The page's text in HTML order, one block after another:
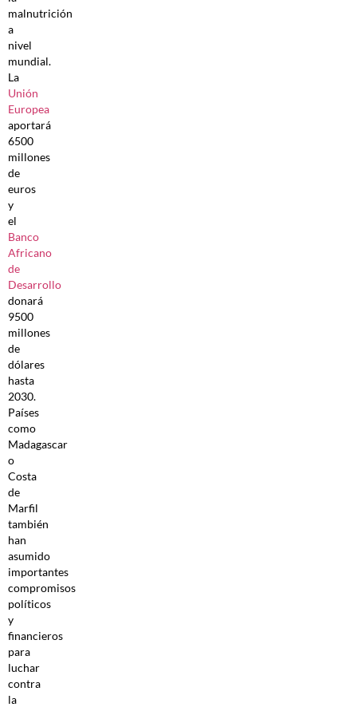
malnutrición
a
nivel
mundial.
La
Unión
Europea
aportará
6500
millones
de
euros
y
el
Banco
Africano
de
Desarrollo
donará
9500
millones
de
dólares
hasta
2030.
Países
como
Madagascar
o
Costa
de
Marfil
también
han
asumido
importantes
compromisos
políticos
y
financieros
para
luchar
contra
la